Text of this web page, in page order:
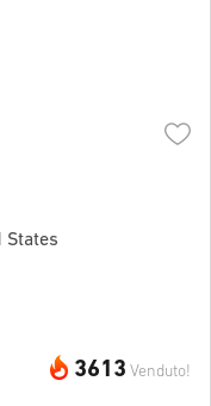
States
3613 Venduto!